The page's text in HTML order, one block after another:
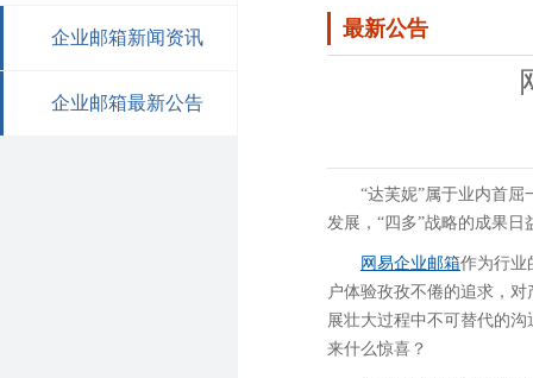
企业邮箱新闻资讯
企业邮箱最新公告
最新公告
“达芙妮”属于业内首
发展，“四多”战略的成果
网易企业邮箱作为行业
户体验孜孜不倦的追求，
展壮大过程中不可替代的
来什么惊喜？